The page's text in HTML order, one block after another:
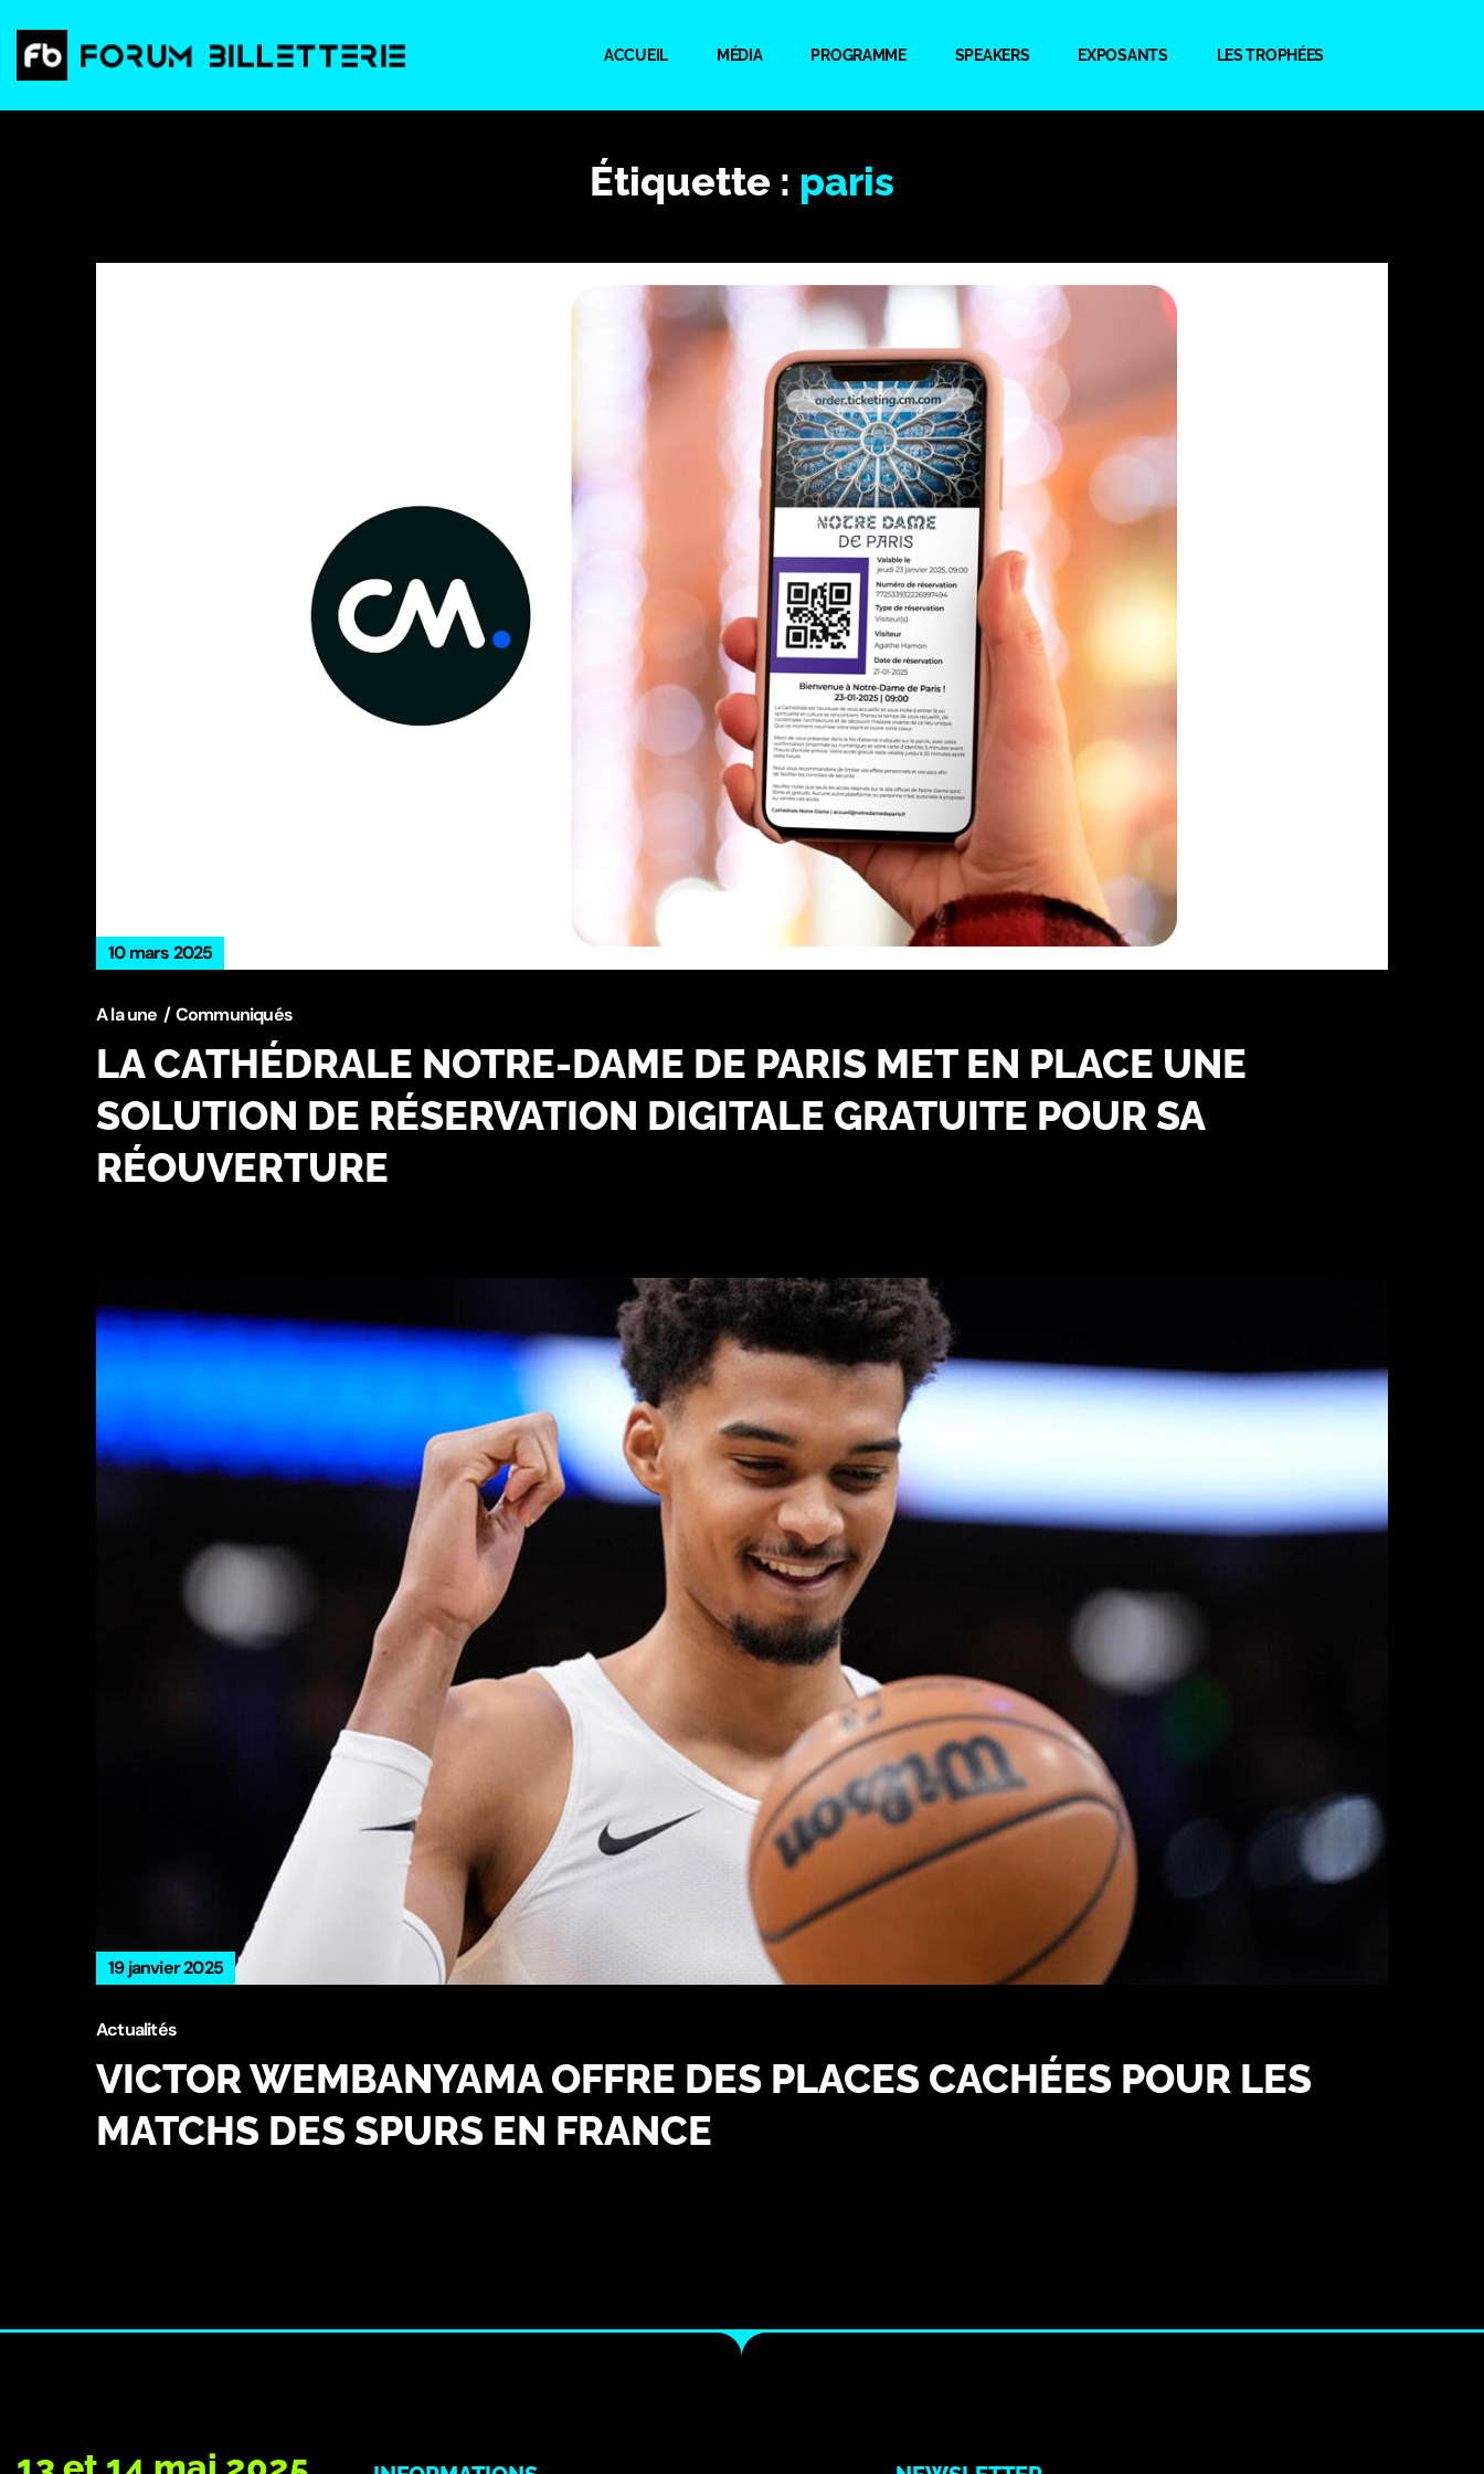
ACCUEIL MÉDIA PROGRAMME SPEAKERS EXPOSANTS LES TROPHÉES
Étiquette : paris
10 mars 2025
A la une Communiqués
LA CATHÉDRALE NOTRE-DAME DE PARIS MET EN PLACE UNE
SOLUTION DE RÉSERVATION DIGITALE GRATUITE POUR SA
RÉOUVERTURE
19 janvier 2025
Actualités
VICTOR WEMBANYAMA OFFRE DES PLACES CACHÉES POUR LES
MATCHS DES SPURS EN FRANCE